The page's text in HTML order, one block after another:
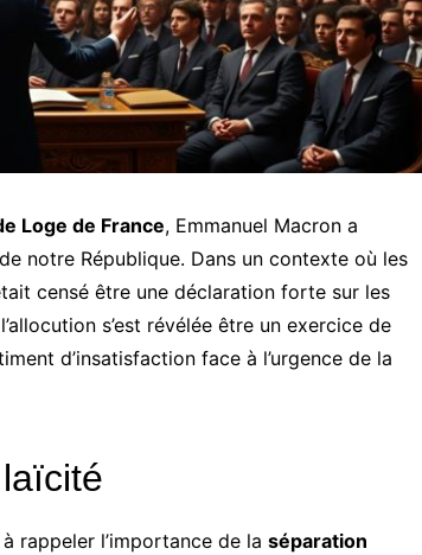
Loge de France, Emmanuel Macron a
notre République. Dans un contexte où les
censé être une déclaration forte sur les
s’est révélée être un exercice de
d’insatisfaction face à l’urgence de la
rappeler l’importance de la séparation